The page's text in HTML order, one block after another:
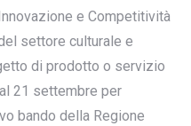
e Competitività
settore culturale e
di prodotto o servizio
21 settembre per
bando della Regione